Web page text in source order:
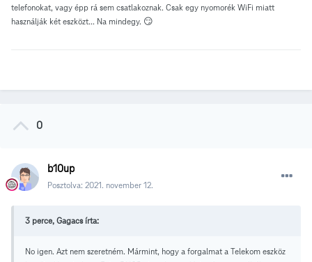
telefonokat, vagy épp rá sem csatlakoznak. Csak egy nyomorék WiFi miatt
használják két eszközt... Na mindegy. 😏
0
b10up
Posztolva: 2021. november 12.
3 perce, Gagacs írta:
No igen. Azt nem szeretném. Mármint, hogy a forgalmat a Telekom eszköz